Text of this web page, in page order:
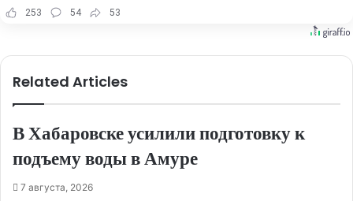
253
54 53
Related Articles
В Хабаровске усилили подготовку к
подъему воды в Амуре
7 августа, 2026